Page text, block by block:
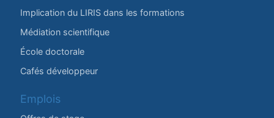
Implication du LIRIS dans les formations
Médiation scientifique
École doctorale
Cafés développeur
Emplois